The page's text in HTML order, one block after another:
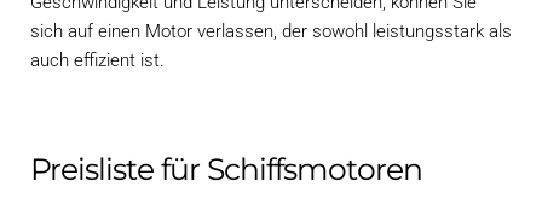
sich auf einen Motor verlassen, der sowohl leistungsstark als
auch effizient ist.
Preisliste für Schiffsmotoren